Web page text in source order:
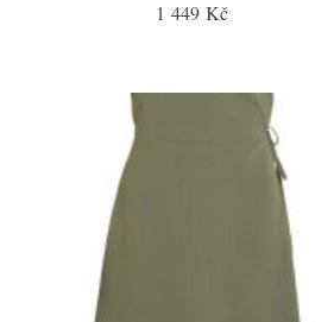
1 449 Kč